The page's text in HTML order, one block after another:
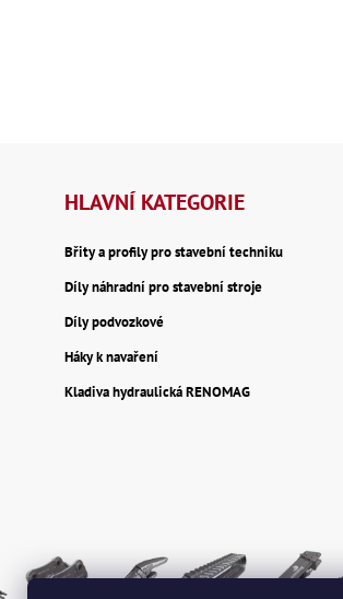
HLAVNÍ KATEGORIE
Břity a profily pro stavební techniku
Díly náhradní pro stavební stroje
Díly podvozkové
Háky k navaření
Kladiva hydraulická RENOMAG